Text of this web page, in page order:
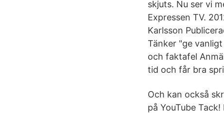
skjuts. Nu ser vi
Expressen TV.
Karlsson
Tänker "ge
och faktafel
tid och får bra
Och kan också
på YouTube